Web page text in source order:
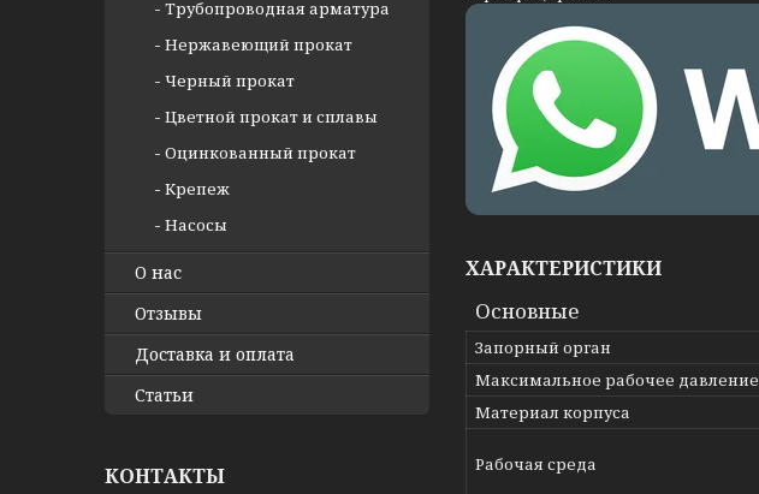
ХАРАКТЕРИСТИКИ
Основные
Запорный орган
Максимальное рабочее давление
Материал корпуса
Рабочая среда
Трубопроводная арматура
Нержавеющий прокат
Черный прокат
Цветной прокат и сплавы
Оцинкованный прокат
Крепеж
Насосы
О нас
Отзывы
Доставка и оплата
Статьи
КОНТАКТЫ